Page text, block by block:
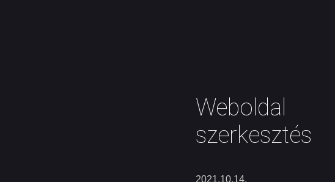
Weboldal
szerkesztés
2021.10.14.